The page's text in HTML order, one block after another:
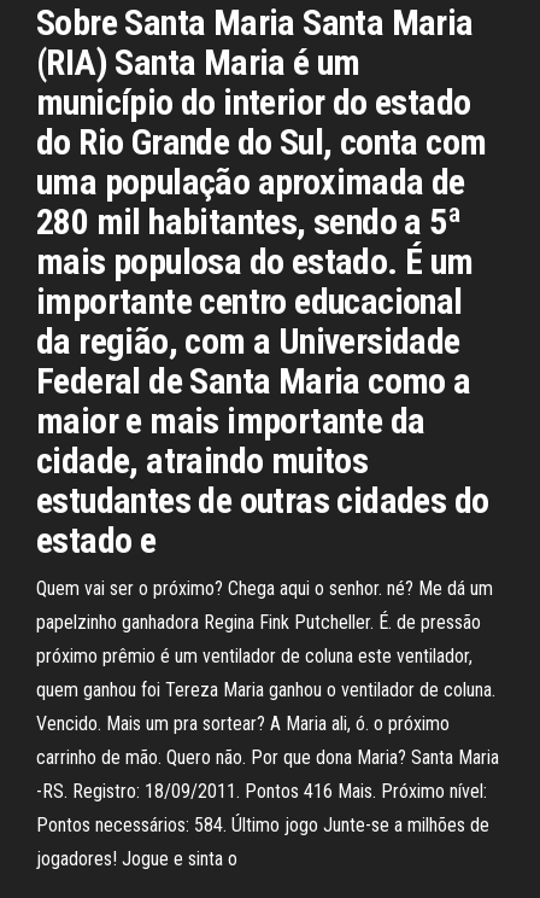
Sobre Santa Maria Santa Maria
(RIA) Santa Maria é um
município do interior do estado
do Rio Grande do Sul, conta com
uma população aproximada de
280 mil habitantes, sendo a 5ª
mais populosa do estado. É um
importante centro educacional
da região, com a Universidade
Federal de Santa Maria como a
maior e mais importante da
cidade, atraindo muitos
estudantes de outras cidades do
estado e
Quem vai ser o próximo? Chega aqui o senhor. né? Me dá um
papelzinho ganhadora Regina Fink Putcheller. É. de pressão
próximo prêmio é um ventilador de coluna este ventilador,
quem ganhou foi Tereza Maria ganhou o ventilador de coluna.
Vencido. Mais um pra sortear? A Maria ali, ó. o próximo
carrinho de mão. Quero não. Por que dona Maria? Santa Maria
-RS. Registro: 18/09/2011. Pontos 416 Mais. Próximo nível:
Pontos necessários: 584. Último jogo Junte-se a milhões de
jogadores! Jogue e sinta o